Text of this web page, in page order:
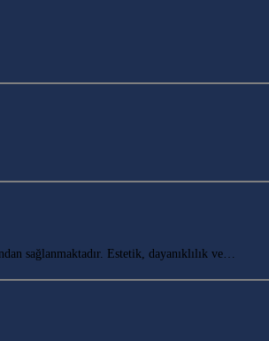
sağlanmaktadır. Estetik, dayanıklılık ve…